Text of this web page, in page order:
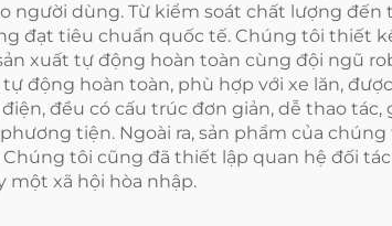
người dùng. Từ kiểm soát chất lượng
đạt tiêu chuẩn quốc tế. Chúng tôi thiết
xuất tự động hoàn toàn cùng đội ngũ
động hoàn toàn, phù hợp với xe lăn,
đều có cấu trúc đơn giản, dễ thao
tiện. Ngoài ra, sản phẩm của
Chúng tôi cũng đã thiết lập quan hệ đối
một xã hội hòa nhập.